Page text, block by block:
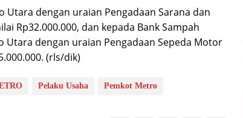
Utara dengan uraian Pengadaan Sarana dan
Rp32.000.000, dan kepada Bank Sampah
dengan uraian Pengadaan Sepeda Motor
(rls/dik)
Pelaku Usaha Pemkot Metro